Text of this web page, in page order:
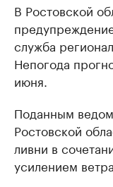
В Ростовской
служба
Непогода
июня.
Поданным
Ростовской
ливни в
усилением